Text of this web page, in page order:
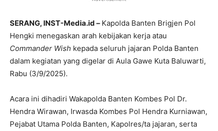
SERANG, INST-Media.id – Kapolda Banten Brigjen Pol
Hengki menegaskan arah kebijakan kerja atau
Commander Wish kepada seluruh jajaran Polda Banten
dalam kegiatan yang digelar di Aula Gawe Kuta Baluwarti,
Rabu (3/9/2025).
Acara ini dihadiri Wakapolda Banten Kombes Pol Dr.
Hendra Wirawan, Irwasda Kombes Pol Hendra Kurniawan,
Pejabat Utama Polda Banten, Kapolres/ta jajaran, serta